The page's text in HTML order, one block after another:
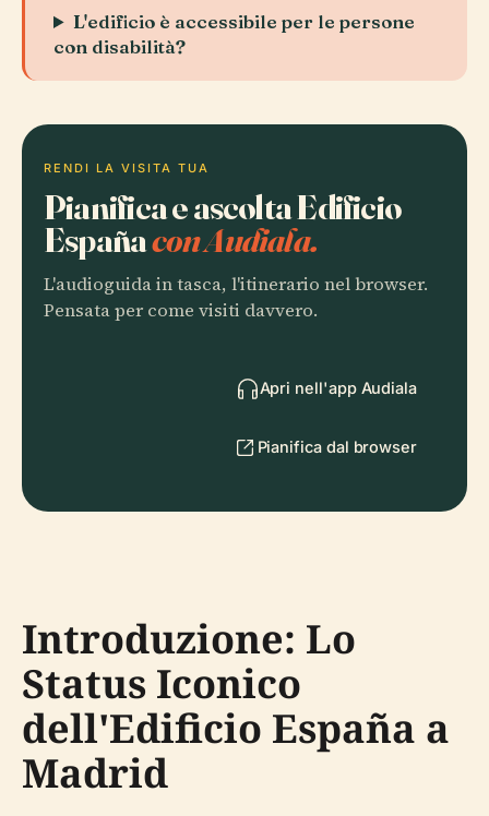
L'edificio è accessibile per le persone
con disabilità?
RENDI LA VISITA TUA
Pianifica e ascolta Edificio
Españacon Audiala.
L'audioguida in tasca, l'itinerario nel browser.
Pensata per come visiti davvero.
Apri nell'app Audiala
Pianifica dal browser
Introduzione: Lo
Status Iconico
dell'Edificio España a
Madrid